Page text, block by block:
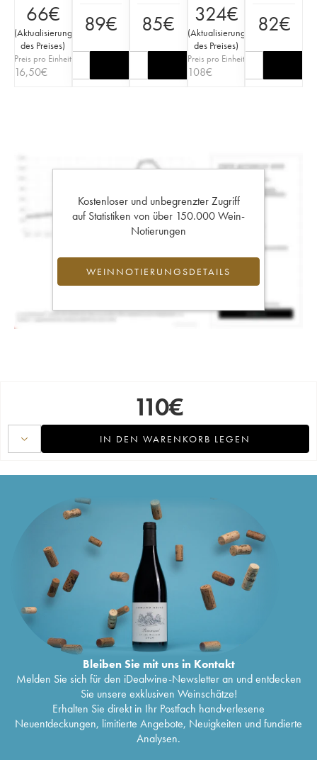
66€
(Aktualisierung
des Preises)
Preis pro Einheit
16,50€
89€ 85€ 324€
(Aktualisierung
des Preises)
Preis pro Einheit
108€
82€
Kostenloser und unbegrenzter Zugriff
auf Statistiken von über 150.000 Wein-
Notierungen
WEINNOTIERUNGSDETAILS
110€
IN DEN WARENKORB LEGEN
Bleiben Sie mit uns in Kontakt
Melden Sie sich für den iDealwine-Newsletter an und entdecken
Sie unsere exklusiven Weinschätze!
Erhalten Sie direkt in Ihr Postfach handverlesene
Neuentdeckungen, limitierte Angebote, Neuigkeiten und fundierte
Analysen.